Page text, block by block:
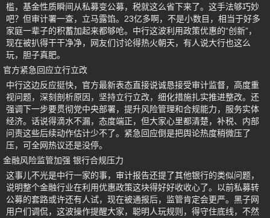
槛，基金性质瞬间从私募变公募，税就这么省下来了。这手法够巧妙
吧？但审计署一查，立马露馅。23亿多啊，不是小数目，相当于好多
家庭一辈子的积蓄加起来都够呛。中行这波利用政策优惠的“创新”，
现在被扒得干干净净，网友们讨论得热火朝天，有人说大行也这么
玩，胆子真肥。
官方紧急回应立行立改
中行这边反应挺快，官方最新表态直接说诚恳接受审计监督，高度重
视问题，深刻剖析原因，坚持立行立改，细化措施扎实推进整改。还
强调下一步要贯彻党中央部署，提升风险管理和合规能力，服务实体
经济。话说得滴水不漏，态度端正，但大家心里都清楚，补税、内部
问责这些后续动作估计少不了。紧急回应倒是把舆论热度稍微压了
压，可全网热议还是没停。
金融风险监管加强 银行合规压力
这事儿不光是中行一家的事，审计报告还提了其他银行的类似问题，
说明整个金融行业在利用优惠政策这块得好好收收心了。以前私募转
公募的套路或许还有人试，现在被通报后，监管肯定会更严。黑子网
用户们调侃，这波操作提醒大家，聪明人玩规则，得守住底线，不然